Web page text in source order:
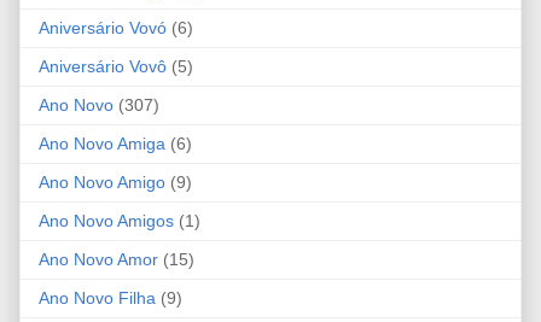
Aniversário Vovó (6)
Aniversário Vovô (5)
Ano Novo (307)
Ano Novo Amiga (6)
Ano Novo Amigo (9)
Ano Novo Amigos (1)
Ano Novo Amor (15)
Ano Novo Filha (9)